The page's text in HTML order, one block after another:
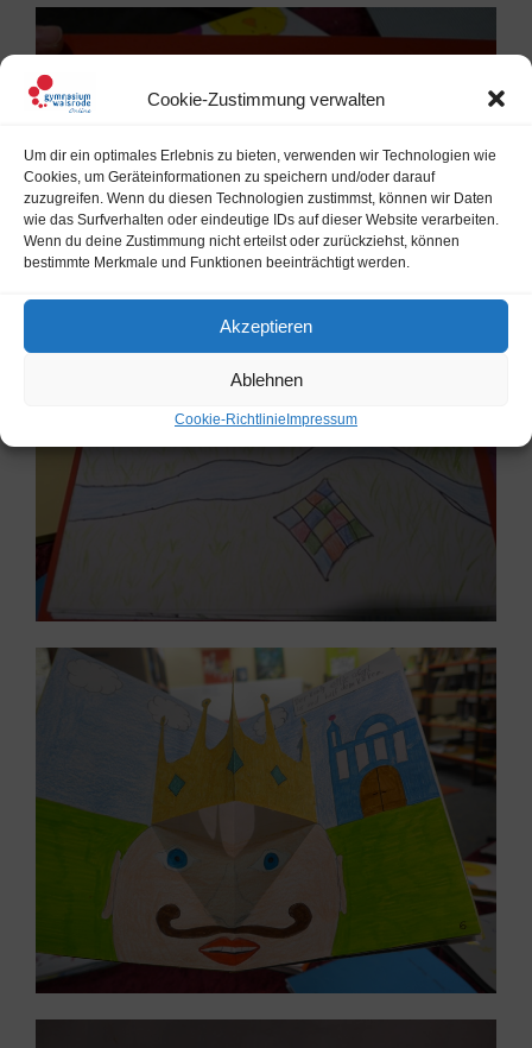
Cookie-Zustimmung verwalten
Um dir ein optimales Erlebnis zu bieten, verwenden wir Technologien wie
Cookies, um Geräteinformationen zu speichern und/oder darauf
zuzugreifen. Wenn du diesen Technologien zustimmst, können wir Daten
wie das Surfverhalten oder eindeutige IDs auf dieser Website verarbeiten.
Wenn du deine Zustimmung nicht erteilst oder zurückziehst, können
bestimmte Merkmale und Funktionen beeinträchtigt werden.
Akzeptieren
Ablehnen
Cookie-Richtlinie Impressum